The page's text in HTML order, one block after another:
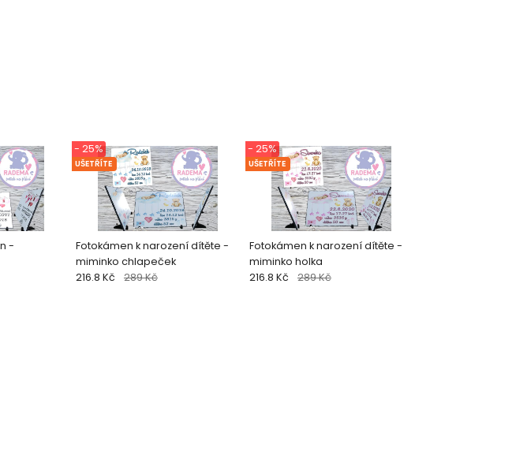
-
Fotokámen k narození dítěte -
miminko chlapeček
UŠETŘÍTE
- 25%
216.8 Kč 289 Kč
Fotokámen k narození dítěte -
miminko holka
UŠETŘÍTE
- 25%
216.8 Kč 289 Kč